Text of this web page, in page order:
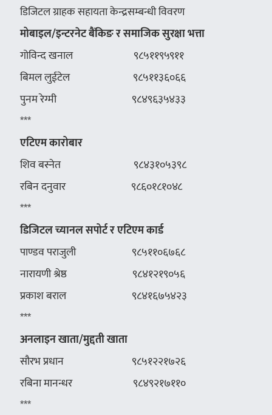
डिजिटल ग्राहक सहायता केन्द्रसम्बन्धी विवरण
मोबाइल/इन्टरनेटबैंकिङरसमाजिकसुरक्षाभत्ता
गोविन्द खनाल ९८५११९५९११
बिमल लुईटेल ९८५११३६०६६
पुनम रेग्मी ९८४९६३५४३३
***
एटिएमकारोबार
शिव बस्नेत ९८४३१०५३९८
रबिन दनुवार ९८६०१८१०४८
***
डिजिटलच्यानलसपोर्टरएटिएमकार्ड
पाण्डव पराजुली ९८५११०६७६८
नारायणी श्रेष्ठ ९८४१२१९०५६
प्रकाश बराल ९८४१६७५४२३
***
अनलाइनखाता/मुद्दतीखाता
सौरभ प्रधान ९८५१२२१७२६
रबिना मानन्धर ९८४९२१७११०
***